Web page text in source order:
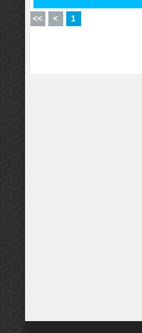
<< < 1